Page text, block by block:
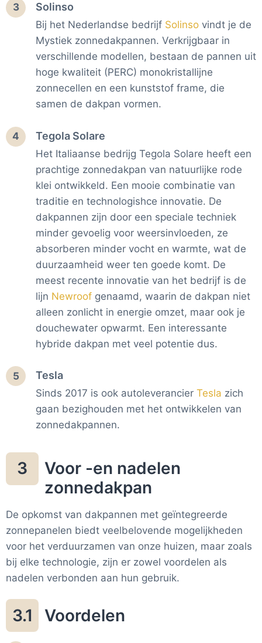
3 Solinso
Bij het Nederlandse bedrijf Solinso vindt je de
Mystiek zonnedakpannen. Verkrijgbaar in
verschillende modellen, bestaan de pannen uit
hoge kwaliteit (PERC) monokristallijne
zonnecellen en een kunststof frame, die
samen de dakpan vormen.
4 Tegola Solare
Het Italiaanse bedrijg Tegola Solare heeft een
prachtige zonnedakpan van natuurlijke rode
klei ontwikkeld. Een mooie combinatie van
traditie en technologishce innovatie. De
dakpannen zijn door een speciale techniek
minder gevoelig voor weersinvloeden, ze
absorberen minder vocht en warmte, wat de
duurzaamheid weer ten goede komt. De
meest recente innovatie van het bedrijf is de
lijn Newroof genaamd, waarin de dakpan niet
alleen zonlicht in energie omzet, maar ook je
douchewater opwarmt. Een interessante
hybride dakpan met veel potentie dus.
5 Tesla
Sinds 2017 is ook autoleverancier Tesla zich
gaan bezighouden met het ontwikkelen van
zonnedakpannen.
3
Voor -en nadelen
zonnedakpan
De opkomst van dakpannen met geïntegreerde
zonnepanelen biedt veelbelovende mogelijkheden
voor het verduurzamen van onze huizen, maar zoals
bij elke technologie, zijn er zowel voordelen als
nadelen verbonden aan hun gebruik.
3.1 Voordelen